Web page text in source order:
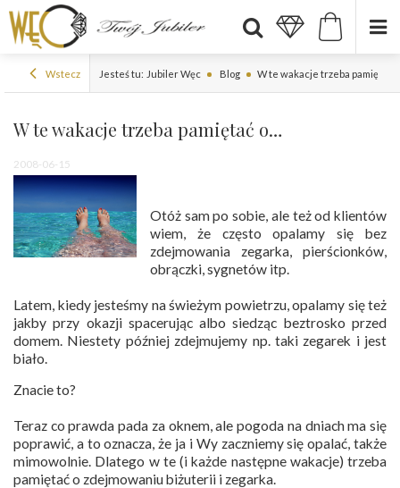
Wstecz Jesteś tu: Jubiler Węc Blog W te wakacje trzeba pamiętać
W te wakacje trzeba pamiętać o…
2008-06-15
Otóż sam po sobie, ale też od klientów
wiem, że często opalamy się bez
zdejmowania zegarka, pierścionków,
obrączki, sygnetów itp.
Latem, kiedy jesteśmy na świeżym powietrzu, opalamy się też
jakby przy okazji spacerując albo siedząc beztrosko przed
domem. Niestety później zdejmujemy np. taki zegarek i jest
biało.
Znacie to?
Teraz co prawda pada za oknem, ale pogoda na dniach ma się
poprawić, a to oznacza, że ja i Wy zaczniemy się opalać, także
mimowolnie. Dlatego w te (i każde następne wakacje) trzeba
pamiętać o zdejmowaniu biżuterii i zegarka.